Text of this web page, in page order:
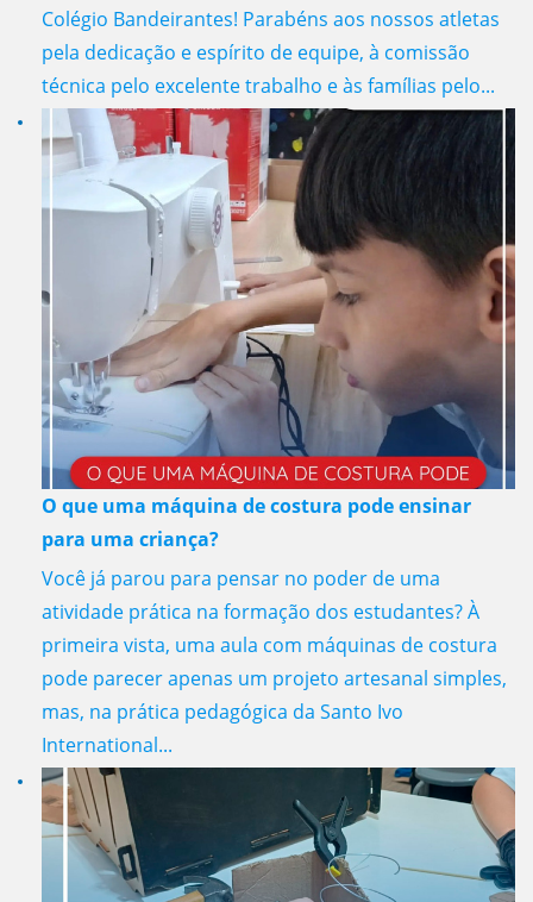
Colégio Bandeirantes! Parabéns aos nossos atletas
pela dedicação e espírito de equipe, à comissão
técnica pelo excelente trabalho e às famílias pelo...
O que uma máquina de costura pode ensinar
para uma criança?
Você já parou para pensar no poder de uma
atividade prática na formação dos estudantes? À
primeira vista, uma aula com máquinas de costura
pode parecer apenas um projeto artesanal simples,
mas, na prática pedagógica da Santo Ivo
International...